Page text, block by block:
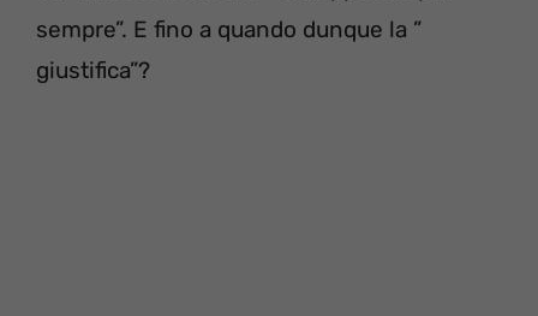
sempre”. E fino a quando dunque la ”
giustifica”?